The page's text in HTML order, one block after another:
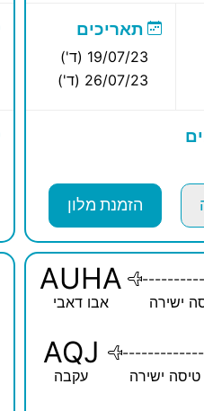
תאריכים
19/07/23 (ד')
26/07/23 (ד')
הזמנת מלון
ישירה
AUHA
אבו דאבי
טיסה ישירה
AQJ
עקבה